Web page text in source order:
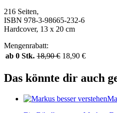
216 Seiten,
ISBN 978-3-98665-232-6
Hardcover, 13 x 20 cm
Mengenrabatt:
ab 0 Stk. 18,90€ 18,90 €
Das könnte dir auch